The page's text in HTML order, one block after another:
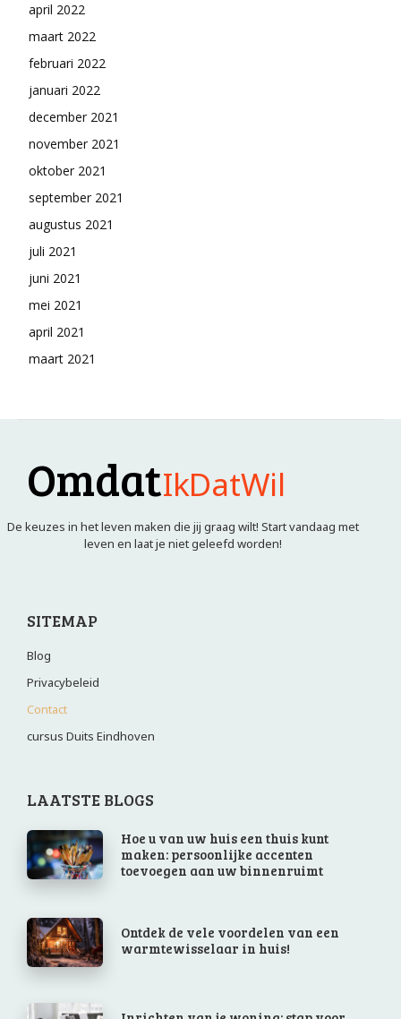
april 2022
maart 2022
februari 2022
januari 2022
december 2021
november 2021
oktober 2021
september 2021
augustus 2021
juli 2021
juni 2021
mei 2021
april 2021
maart 2021
OmdatIkDatWil
De keuzes in het leven maken die jij graag wilt! Start vandaag met
leven en laat je niet geleefd worden!
SITEMAP
Blog
Privacybeleid
Contact
cursus Duits Eindhoven
LAATSTE BLOGS
Hoe u van uw huis een thuis kunt
maken: persoonlijke accenten
toevoegen aan uw binnenruimt
Ontdek de vele voordelen van een
warmtewisselaar in huis!